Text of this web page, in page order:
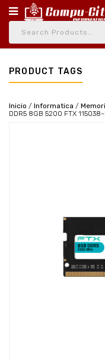
PRODUCT TAGS
Inicio / Informatica /
DDR5 8GB 5200 FTX 115038-